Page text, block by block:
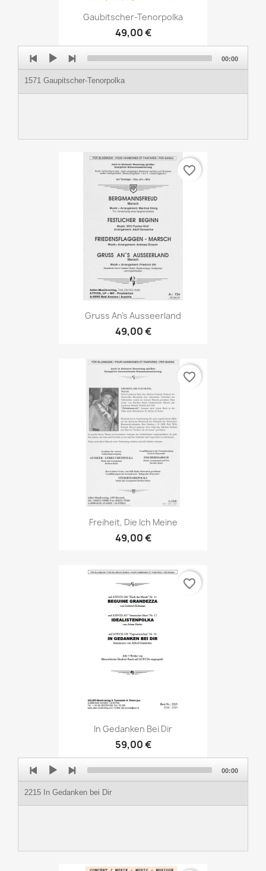
Gaubitscher-Tenorpolka
49,00 €
Audio
Player
1571 Gaupitscher-Tenorpolka
00:00
Gruss An's Ausseerland
49,00 €
favorite_border
Freiheit, Die Ich Meine
49,00 €
favorite_border
In Gedanken Bei Dir
59,00 €
favorite_border
Audio
Player
2215 In Gedanken bei Dir
00:00